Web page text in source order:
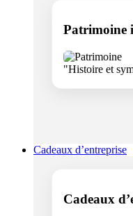
Patrimoine
"Histoire et
Cadeaux d’entreprise
Cadeaux